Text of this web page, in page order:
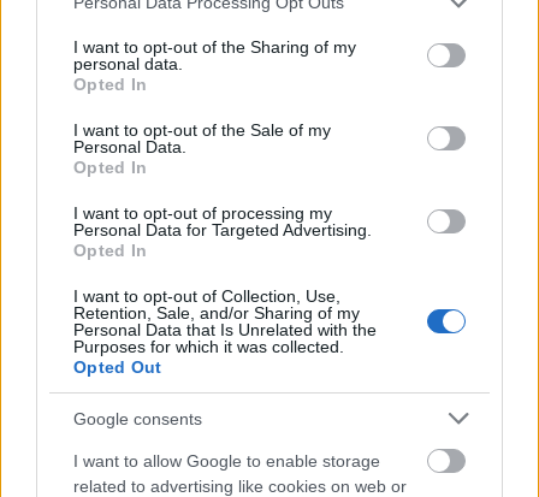
not limited to your visit or usage behaviour. You may click to
grant or deny consent to Google and its third-party tags to
use your data for below specified purposes in below Google
consent section.
I want to opt-out of the Sharing of my
personal data.
Opted In
I want to opt-out of the Sale of my
Personal Data.
Opted In
I want to opt-out of processing my
Personal Data for Targeted Advertising.
Opted In
I want to opt-out of Collection, Use,
Retention, Sale, and/or Sharing of my
Personal Data that Is Unrelated with the
Purposes for which it was collected.
Opted Out
Google consents
I want to allow Google to enable storage
related to advertising like cookies on web or
White Wedding című romantikus komédiával
debütált rendezőként. A palesztin-zsidó
egy a térségben élő 13 éves kamaszt állított
Ajami című filmje középpontjába. A chilei
1970-es évek politikai foglyainak életébe ad
bepillantást, az orosz Karen Sahnazarov
művét adaptálta.